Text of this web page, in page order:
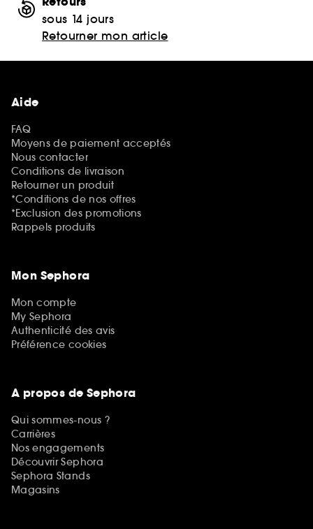
sous 14 jours
Retourner mon article
Aide
FAQ
Moyens de paiement acceptés
Nous contacter
Conditions de livraison
Retourner un produit
*Conditions de nos offres
*Exclusion des promotions
Rappels produits
Mon Sephora
Mon compte
My Sephora
Authenticité des avis
Préférence cookies
A propos de Sephora
Qui sommes-nous ?
Carrières
Nos engagements
Découvrir Sephora
Sephora Stands
Magasins